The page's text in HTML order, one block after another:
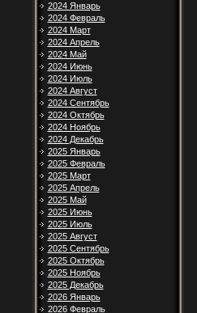
2024 Январь
2024 Февраль
2024 Март
2024 Апрель
2024 Май
2024 Июнь
2024 Июль
2024 Август
2024 Сентябрь
2024 Октябрь
2024 Ноябрь
2024 Декабрь
2025 Январь
2025 Февраль
2025 Март
2025 Апрель
2025 Май
2025 Июнь
2025 Июль
2025 Август
2025 Сентябрь
2025 Октябрь
2025 Ноябрь
2025 Декабрь
2026 Январь
2026 Февраль